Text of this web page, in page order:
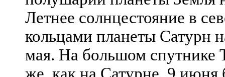
Летнее солнцестояние в
кольцами планеты Сатурн
мая. На большом спутнике